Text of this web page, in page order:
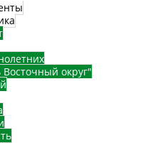
Восточный округ"